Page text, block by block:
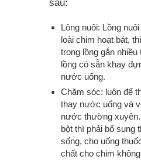
sau:
Lông nuôi: Lồng
loài chim hoạt bát,
trong lồng gắn
lồng có sẵn khay
nước uống.
Chăm sóc: luôn để
thay nước uống và
nước thường
bột thì phải bổ sung
sống, cho uống
chất cho chim